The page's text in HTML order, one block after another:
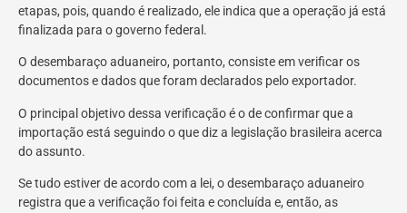
etapas, pois, quando é realizado, ele indica que a operação já está
finalizada para o governo federal.
O desembaraço aduaneiro, portanto, consiste em verificar os
documentos e dados que foram declarados pelo exportador.
O principal objetivo dessa verificação é o de confirmar que a
importação está seguindo o que diz a legislação brasileira acerca
do assunto.
Se tudo estiver de acordo com a lei, o desembaraço aduaneiro
registra que a verificação foi feita e concluída e, então, as